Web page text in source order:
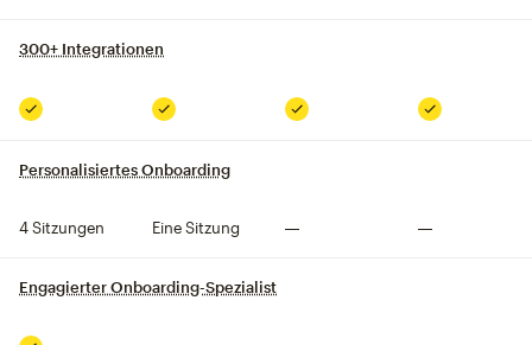
300+ Integrationen
Inklusive Inklusive Inklusive Inklusive
Personalisiertes Onboarding
4 Sitzungen Eine Sitzung
Engagierter Onboarding-Spezialist